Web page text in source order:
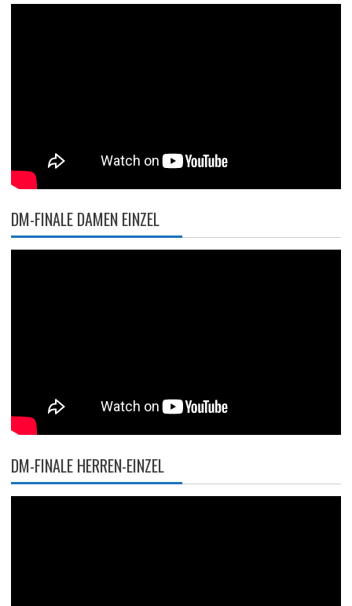
DM-FINALE DAMEN EINZEL
DM-FINALE HERREN-EINZEL